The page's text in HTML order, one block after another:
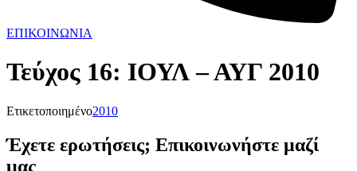
ΕΠΙΚΟΙΝΩΝΙΑ
Τεύχος 16: ΙΟΥΛ – ΑΥΓ 2010
Ετικετοποιημένο2010
Έχετε ερωτήσεις; Επικοινωνήστε μαζί
μας